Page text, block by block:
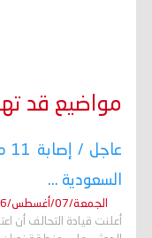
مواضيع قد
السعودية ...
الجمعة/07/أغسطس/2026 - 12:38 ص
أعلنت قيادة التحالف أن